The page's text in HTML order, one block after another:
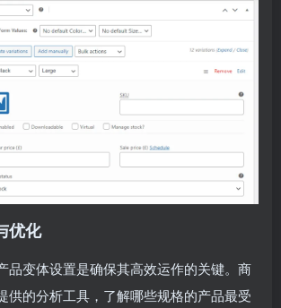
优化
品变体设置是确保其高效运作的关键。商
供的分析工具，了解哪些规格的产品最受